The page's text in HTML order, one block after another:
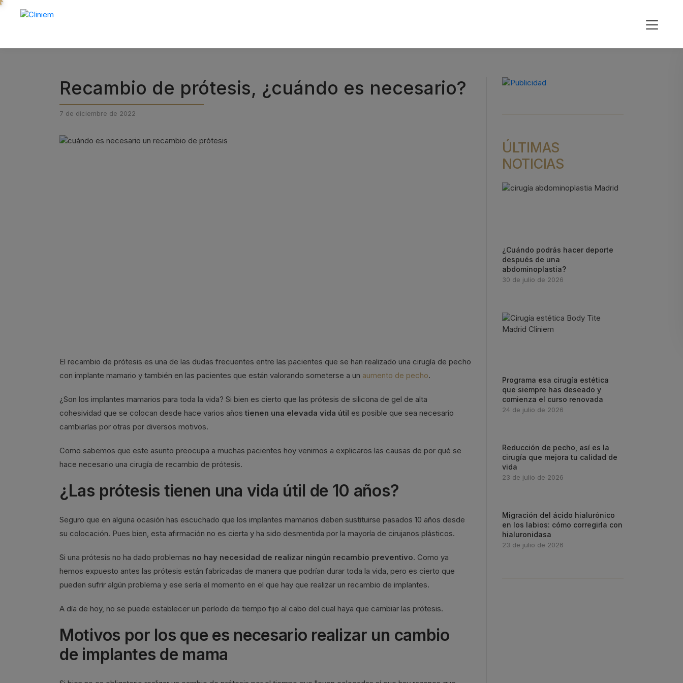
Recambio de prótesis, ¿cuándo es necesario?
7 de diciembre de 2022
El recambio de prótesis es una de las dudas frecuentes entre las pacientes que se han realizado una cirugía de pecho
con implante mamario y también en las pacientes que están valorando someterse a un aumento de pecho.
¿Son los implantes mamarios para toda la vida? Si bien es cierto que las prótesis de silicona de gel de alta
cohesividad que se colocan desde hace varios años tienen una elevada vida útil es posible que sea necesario
cambiarlas por otras por diversos motivos.
Como sabemos que este asunto preocupa a muchas pacientes hoy venimos a explicaros las causas de por qué se
hace necesario una cirugía de recambio de prótesis.
¿Las prótesis tienen una vida útil de 10 años?
Seguro que en alguna ocasión has escuchado que los implantes mamarios deben sustituirse pasados 10 años desde
su colocación. Pues bien, esta afirmación no es cierta y ha sido desmentida por la mayoría de cirujanos plásticos.
Si una prótesis no ha dado problemas no hay necesidad de realizar ningún recambio preventivo. Como ya
hemos expuesto antes las prótesis están fabricadas de manera que podrían durar toda la vida, pero es cierto que
pueden sufrir algún problema y ese sería el momento en el que hay que realizar un recambio de implantes.
A día de hoy, no se puede establecer un período de tiempo fijo al cabo del cual haya que cambiar las prótesis.
Motivos por los que es necesario realizar un cambio
de implantes de mama
ÚLTIMAS
NOTICIAS
¿Cuándo podrás hacer deporte
después de una
abdominoplastia?
30 de julio de 2026
Programa esa cirugía estética
que siempre has deseado y
comienza el curso renovada
24 de julio de 2026
Reducción de pecho, así es la
cirugía que mejora tu calidad de
vida
23 de julio de 2026
Migración del ácido hialurónico
en los labios: cómo corregirla con
hialuronidasa
23 de julio de 2026